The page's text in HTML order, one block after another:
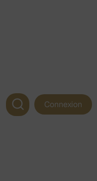
Connexion